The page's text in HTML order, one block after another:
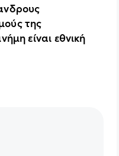
της
είναι εθνική